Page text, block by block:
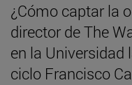
¿Cómo captar la
director de The
en la Universidad
ciclo Francisco